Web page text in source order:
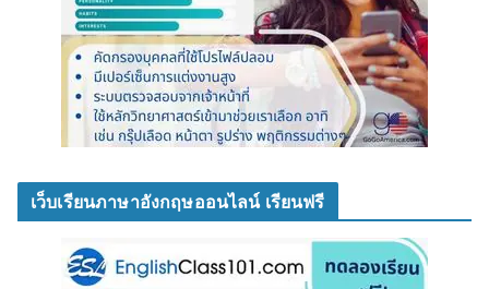
เว็บเรียนภาษาอังกฤษออนไลน์ เรียนฟรี